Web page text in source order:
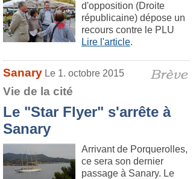
d'opposition (Droite
républicaine) dépose un
recours contre le PLU
Lire l'article.
Sanary Le 1. octobre 2015
Vie de la cité
Le "Star Flyer" s'arrête à
Sanary
Arrivant de Porquerolles,
ce sera son dernier
passage à Sanary. Le